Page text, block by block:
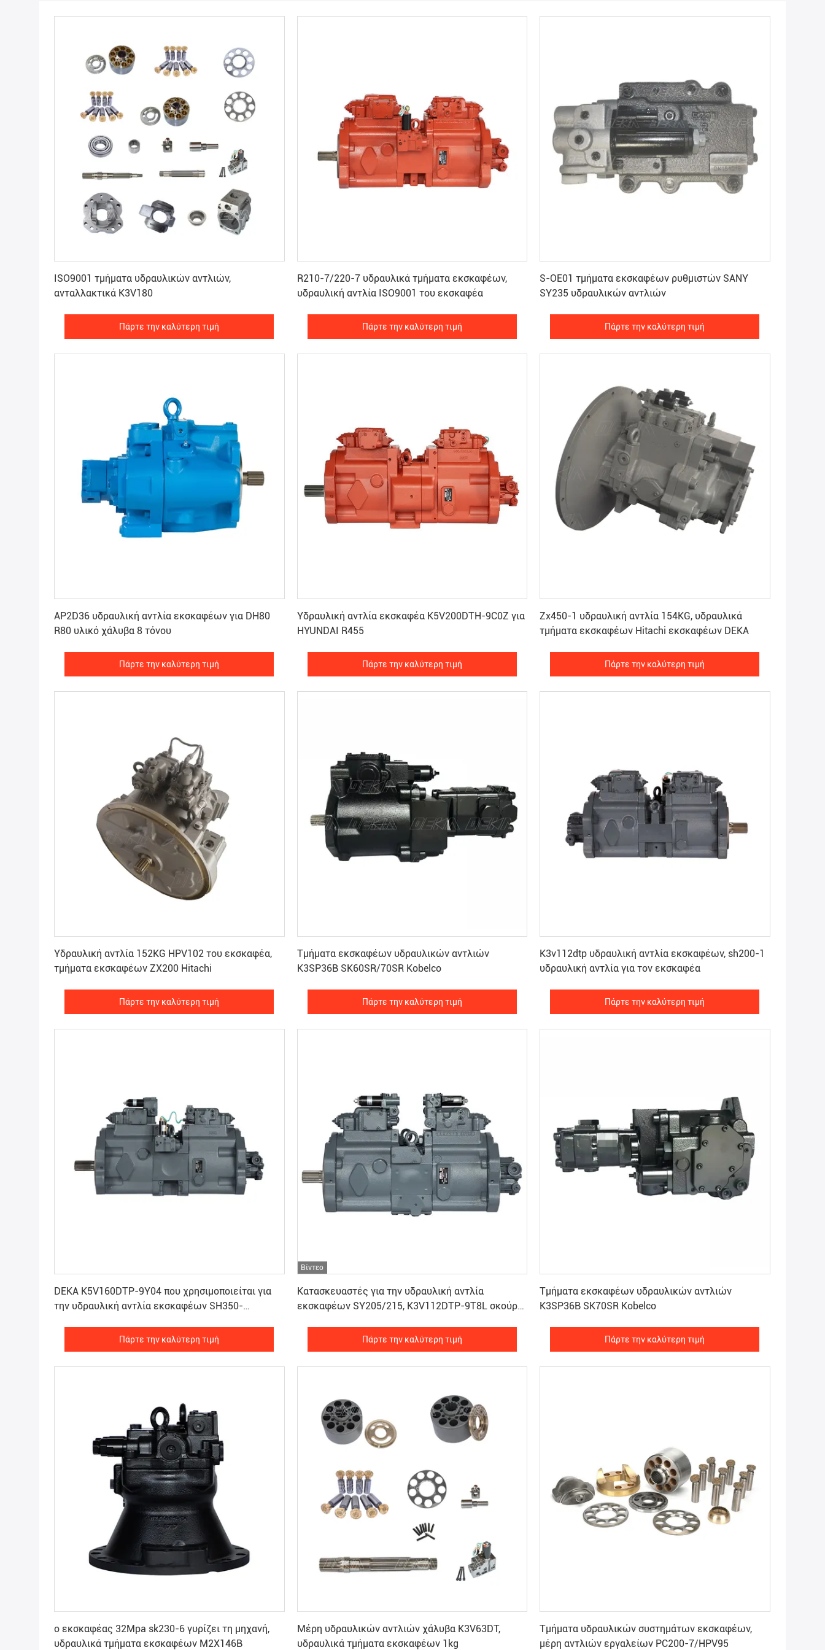
ISO9001 τμήματα υδραυλικών αντλιών,
ανταλλακτικά K3V180
Πάρτε την καλύτερη τιμή
R210-7/220-7 υδραυλικά τμήματα εκσκαφέων,
υδραυλική αντλία ISO9001 του εκσκαφέα
Πάρτε την καλύτερη τιμή
S-OE01 τμήματα εκσκαφέων ρυθμιστών SANY
SY235 υδραυλικών αντλιών
Πάρτε την καλύτερη τιμή
AP2D36 υδραυλική αντλία εκσκαφέων για DH80
R80 υλικό χάλυβα 8 τόνου
Πάρτε την καλύτερη τιμή
Υδραυλική αντλία εκσκαφέα K5V200DTH-9C0Z για
HYUNDAI R455
Πάρτε την καλύτερη τιμή
Zx450-1 υδραυλική αντλία 154KG, υδραυλικά
τμήματα εκσκαφέων Hitachi εκσκαφέων DEKA
Πάρτε την καλύτερη τιμή
Υδραυλική αντλία 152KG HPV102 του εκσκαφέα,
τμήματα εκσκαφέων ZX200 Hitachi
Πάρτε την καλύτερη τιμή
Τμήματα εκσκαφέων υδραυλικών αντλιών
K3SP36B SK60SR/70SR Kobelco
Πάρτε την καλύτερη τιμή
K3v112dtp υδραυλική αντλία εκσκαφέων, sh200-1
υδραυλική αντλία για τον εκσκαφέα
Πάρτε την καλύτερη τιμή
DEKA K5V160DTP-9Y04 που χρησιμοποιείται για
την υδραυλική αντλία εκσκαφέων SH350-
Πάρτε την καλύτερη τιμή
Βίντεο
Κατασκευαστές για την υδραυλική αντλία
εκσκαφέων SY205/215, K3V112DTP-9T8L σκούρο
Πάρτε την καλύτερη τιμή
Τμήματα εκσκαφέων υδραυλικών αντλιών
K3SP36B SK70SR Kobelco
Πάρτε την καλύτερη τιμή
ο εκσκαφέας 32Mpa sk230-6 γυρίζει τη μηχανή,
υδραυλικά τμήματα εκσκαφέων M2X146B
Μέρη υδραυλικών αντλιών χάλυβα K3V63DT,
υδραυλικά τμήματα εκσκαφέων 1kg
Τμήματα υδραυλικών συστημάτων εκσκαφέων,
μέρη αντλιών εργαλείων PC200-7/HPV95